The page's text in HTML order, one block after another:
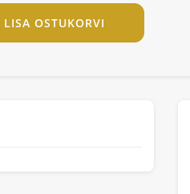
LISA OSTUKORVI